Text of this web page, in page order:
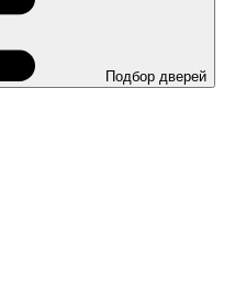
Подбор дверей